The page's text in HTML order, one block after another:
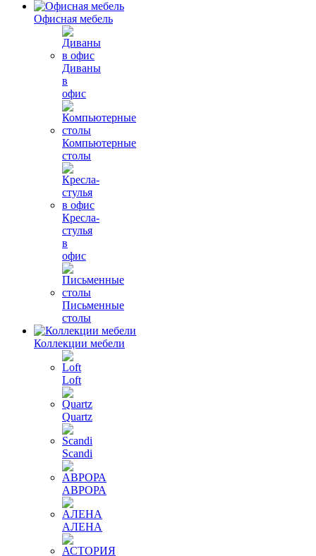
Офисная мебель
Диваны
в
офис
Компьютерные
столы
Кресла-
стулья
в
офис
Письменные
столы
Коллекции мебели
Loft
Quartz
Scandi
АВРОРА
АЛЕНА